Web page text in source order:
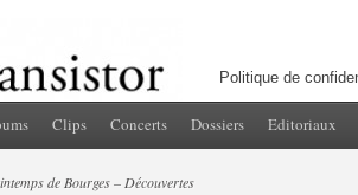
Politique de
Clips Concerts Dossiers Editoriaux
de Bourges – Découvertes